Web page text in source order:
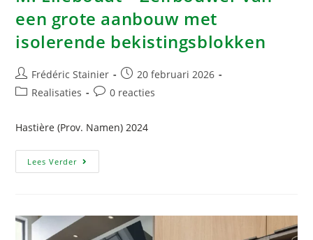
een grote aanbouw met
isolerende bekistingsblokken
Frédéric Stainier
20 februari 2026
Realisaties
0 reacties
Hastière (Prov. Namen) 2024
Lees Verder